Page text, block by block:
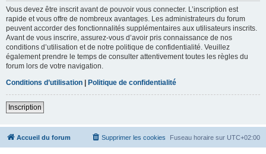
Vous devez être inscrit avant de pouvoir vous connecter. L’inscription est
rapide et vous offre de nombreux avantages. Les administrateurs du forum
peuvent accorder des fonctionnalités supplémentaires aux utilisateurs inscrits.
Avant de vous inscrire, assurez-vous d’avoir pris connaissance de nos
conditions d’utilisation et de notre politique de confidentialité. Veuillez
également prendre le temps de consulter attentivement toutes les règles du
forum lors de votre navigation.
Conditions d’utilisation | Politique de confidentialité
Inscription
Accueil du forum Fuseau horaire sur UTC+02:00
Supprimer les cookies